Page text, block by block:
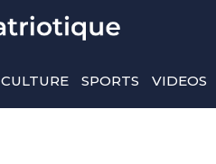
CULTURE SPORTS VIDEOS